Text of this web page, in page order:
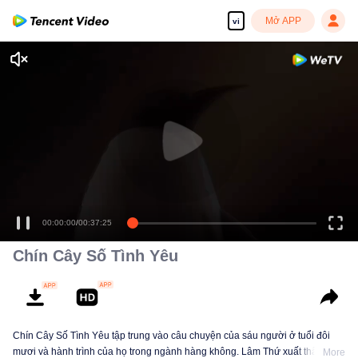
vi Mở APP
00:00:00/00:37:25
Chín Cây Số Tình Yêu
Chín Cây Số Tình Yêu tập trung vào câu chuyện của sáu người ở tuổi đôi
mươi và hành trình của họ trong ngành hàng không. Lâm Thứ xuất thân từMore